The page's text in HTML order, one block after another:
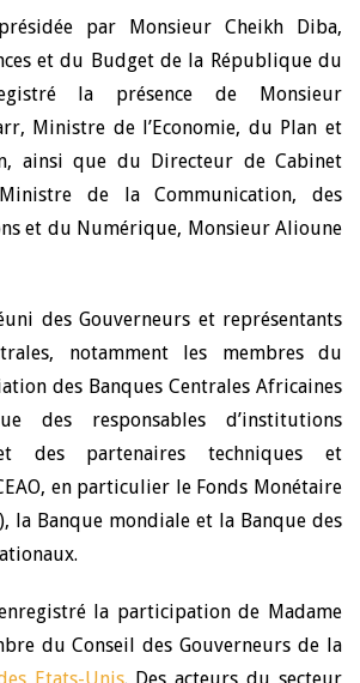
par Monsieur Cheikh Diba,
et du Budget de la République du
la présence de Monsieur
Ministre de l’Economie, du Plan et
ainsi que du Directeur de Cabinet
de la Communication, des
et du Numérique, Monsieur Alioune
des Gouverneurs et représentants
notamment les membres du
des Banques Centrales Africaines
des responsables d’institutions
des partenaires techniques et
en particulier le Fonds Monétaire
la Banque mondiale et la Banque des
la participation de Madame
du Conseil des Gouverneurs de la